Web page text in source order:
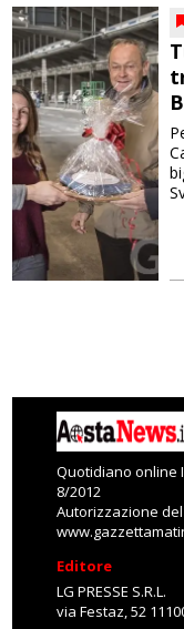
Quotidiano online
8/2012
Autorizzazione
Editore
LG PRESSE S.R.L.
via Festaz, 52